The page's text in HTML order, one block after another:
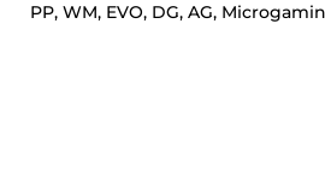
PP, WM, EVO, DG, AG,